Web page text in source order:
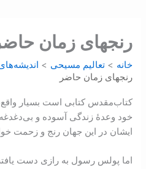
رنجهای زمان
خانه تعالیم مسیحی
رنجهای زمان حاضر
کتاب‌مقدس کتابی است بسیار
خود وعدۀ زندگی آسوده و بی‌دغدغه
ایشان در اين جهان رنج و زحمت
اما پولس رسول به رازی دست یافته